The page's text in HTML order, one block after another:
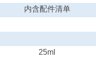
内含配件清单
25ml